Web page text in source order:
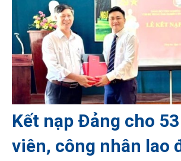
Kết nạp Đảng cho
viên, công nhân lao